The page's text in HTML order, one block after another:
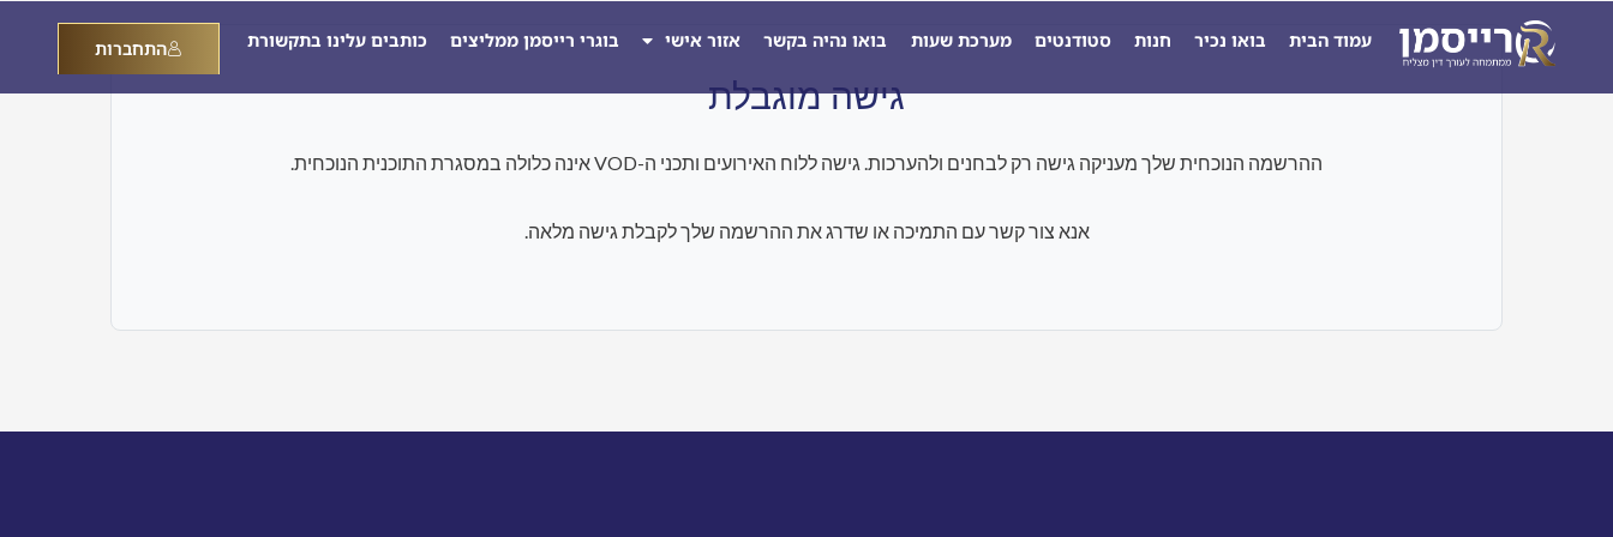
עמוד הבית בואו נכיר חנות סטודנטים מערכת שעות בואו נהיה בקשר אזור אישי בוגרי רייסמן ממליצים כותבים עלינו בתקשורת התחברות
גישה מוגבלת
ההרשמה הנוכחית שלך מעניקה גישה רק לבחנים ולהערכות. גישה ללוח האירועים ותכני ה-VOD אינה כלולה במסגרת התוכנית הנוכחית.
אנא צור קשר עם התמיכה או שדרג את ההרשמה שלך לקבלת גישה מלאה.